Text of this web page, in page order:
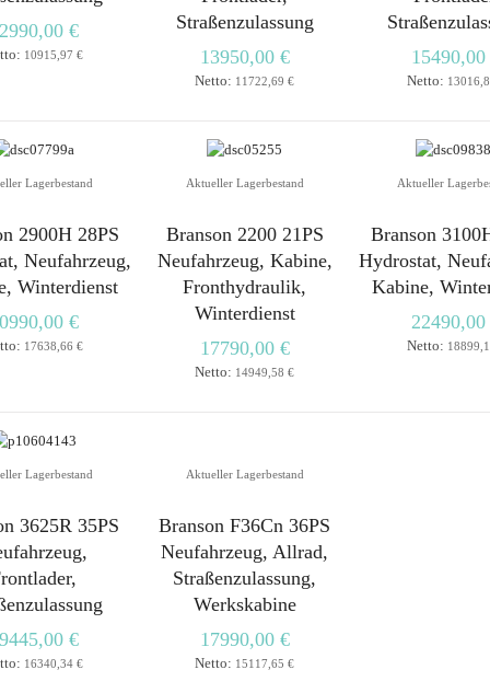
€
10915,97 €
Straßenzulassung
13950,00 €
Netto: 11722,69 € Netto:
Lagerbestand
2900H 28PS
Neufahrzeug,
Winterdienst
€
17638,66 €
Aktueller Lagerbestand
Branson 2200 21PS
Neufahrzeug, Kabine,
Fronthydraulik,
Winterdienst
17790,00 €
Netto: 14949,58 €
Aktueller
Branson
Hydrostat,
Kabine,
22490,00
Netto:
Lagerbestand
3625R 35PS
€
16340,34 €
Aktueller Lagerbestand
Branson F36Cn 36PS
Neufahrzeug, Allrad,
Straßenzulassung,
Werkskabine
17990,00 €
Netto: 15117,65 €